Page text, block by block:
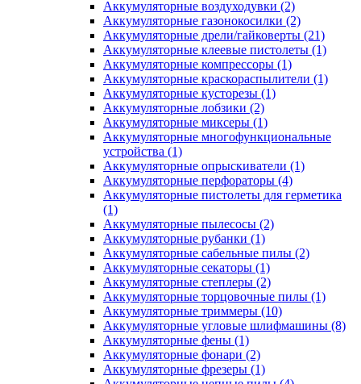
Аккумуляторные воздуходувки (2)
Аккумуляторные газонокосилки (2)
Аккумуляторные дрели/гайковерты (21)
Аккумуляторные клеевые пистолеты (1)
Аккумуляторные компрессоры (1)
Аккумуляторные краскораспылители (1)
Аккумуляторные кусторезы (1)
Аккумуляторные лобзики (2)
Аккумуляторные миксеры (1)
Аккумуляторные многофункциональные
устройства (1)
Аккумуляторные опрыскиватели (1)
Аккумуляторные перфораторы (4)
Аккумуляторные пистолеты для герметика
(1)
Аккумуляторные пылесосы (2)
Аккумуляторные рубанки (1)
Аккумуляторные сабельные пилы (2)
Аккумуляторные секаторы (1)
Аккумуляторные степлеры (2)
Аккумуляторные торцовочные пилы (1)
Аккумуляторные триммеры (10)
Аккумуляторные угловые шлифмашины (8)
Аккумуляторные фены (1)
Аккумуляторные фонари (2)
Аккумуляторные фрезеры (1)